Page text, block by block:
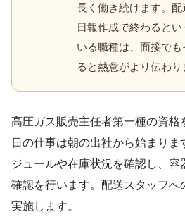
長く働き続けます。
日報作成で終わると
いる職種は、面接で
ると熱意がより伝わり
高圧ガス販売主任者第一種の資格
日の仕事は朝の出社から始まり
ジュールや在庫状況を確認し、
確認を行います。配送スタッフへ
実施します。